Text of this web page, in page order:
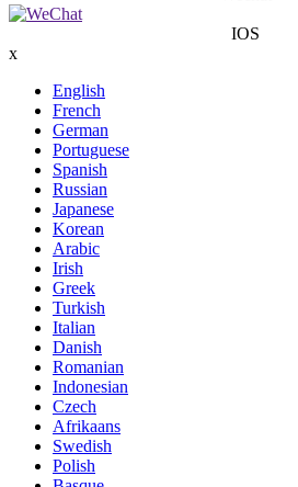
IOS
x
English
French
German
Portuguese
Spanish
Russian
Japanese
Korean
Arabic
Irish
Greek
Turkish
Italian
Danish
Romanian
Indonesian
Czech
Afrikaans
Swedish
Polish